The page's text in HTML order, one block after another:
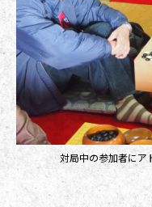
対局中の参加者にア